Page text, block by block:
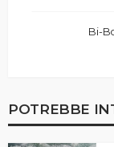
Bi-
POTREBBE